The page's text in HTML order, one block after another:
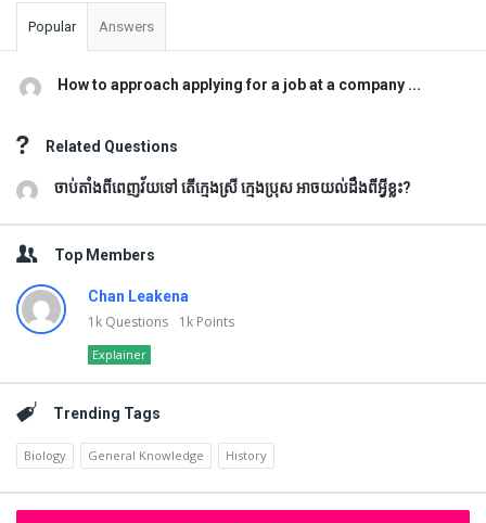
Popular Answers
How to approach applying for a job at a company ...
Related Questions
ចាប់តាំងពីពេញវ័យទៅ តើក្មេងស្រី ក្មេងប្រុស អាចយល់ដឹងពីអ្វីខ្លះ?
Top Members
Chan Leakena
1k Questions 1k Points
Explainer
Trending Tags
Biology General Knowledge History